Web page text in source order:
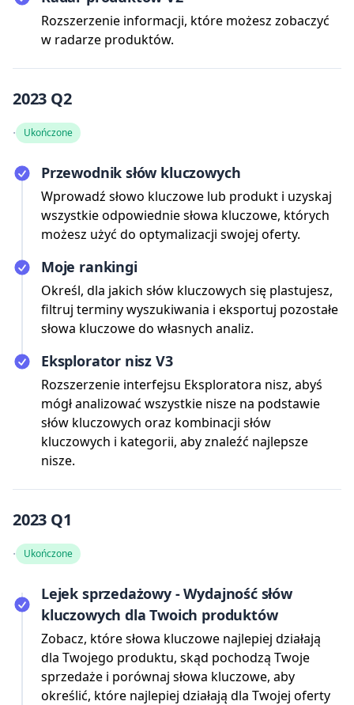
Rozszerzenie informacji, które możesz zobaczyć
w radarze produktów.
2023 Q2
· Ukończone
Przewodnik słów kluczowych
Wprowadź słowo kluczowe lub produkt i uzyskaj
wszystkie odpowiednie słowa kluczowe, których
możesz użyć do optymalizacji swojej oferty.
Moje rankingi
Określ, dla jakich słów kluczowych się plastujesz,
filtruj terminy wyszukiwania i eksportuj pozostałe
słowa kluczowe do własnych analiz.
Eksplorator nisz V3
Rozszerzenie interfejsu Eksploratora nisz, abyś
mógł analizować wszystkie nisze na podstawie
słów kluczowych oraz kombinacji słów
kluczowych i kategorii, aby znaleźć najlepsze
nisze.
2023 Q1
· Ukończone
Lejek sprzedażowy - Wydajność słów
kluczowych dla Twoich produktów
Zobacz, które słowa kluczowe najlepiej działają
dla Twojego produktu, skąd pochodzą Twoje
sprzedaże i porównaj słowa kluczowe, aby
określić, które najlepiej działają dla Twojej oferty